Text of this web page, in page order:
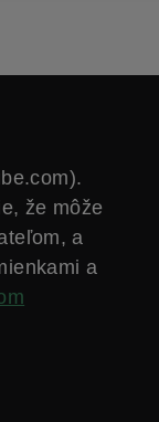
že môže
a
a